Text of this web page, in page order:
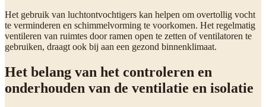
Het gebruik van luchtontvochtigers kan helpen om overtollig vocht
te verminderen en schimmelvorming te voorkomen. Het regelmatig
ventileren van ruimtes door ramen open te zetten of ventilatoren te
gebruiken, draagt ook bij aan een gezond binnenklimaat.
Het belang van het controleren en
onderhouden van de ventilatie en isolatie